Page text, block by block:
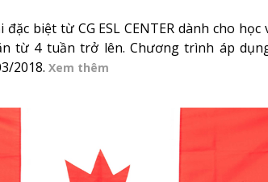
biệt từ CG ESL CENTER dành cho học
từ 4 tuần trở lên. Chương trình áp
2018. Xem thêm